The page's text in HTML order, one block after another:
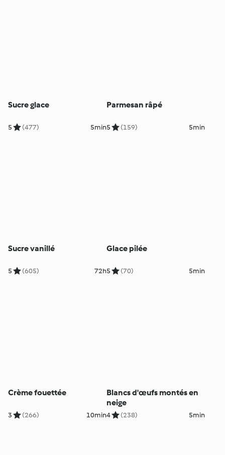
Sucre glace
5 (477) 5min
Parmesan râpé
5 (159) 5min
Sucre vanillé
5 (605) 72h
Glace pilée
5 (70) 5min
Crème fouettée
3 (266) 10min
Blancs d'œufs montés en
neige
4 (238) 5min